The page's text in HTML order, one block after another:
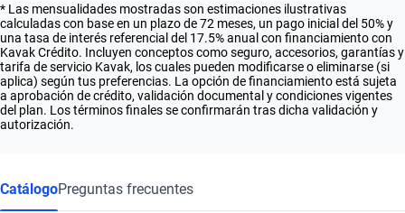
* Las mensualidades mostradas son estimaciones ilustrativas
calculadas con base en un plazo de 72 meses, un pago inicial del 50% y
una tasa de interés referencial del 17.5% anual con financiamiento con
Kavak Crédito. Incluyen conceptos como seguro, accesorios, garantías y
tarifa de servicio Kavak, los cuales pueden modificarse o eliminarse (si
aplica) según tus preferencias. La opción de financiamiento está sujeta
a aprobación de crédito, validación documental y condiciones vigentes
del plan. Los términos finales se confirmarán tras dicha validación y
autorización.
CatálogoPreguntas frecuentes